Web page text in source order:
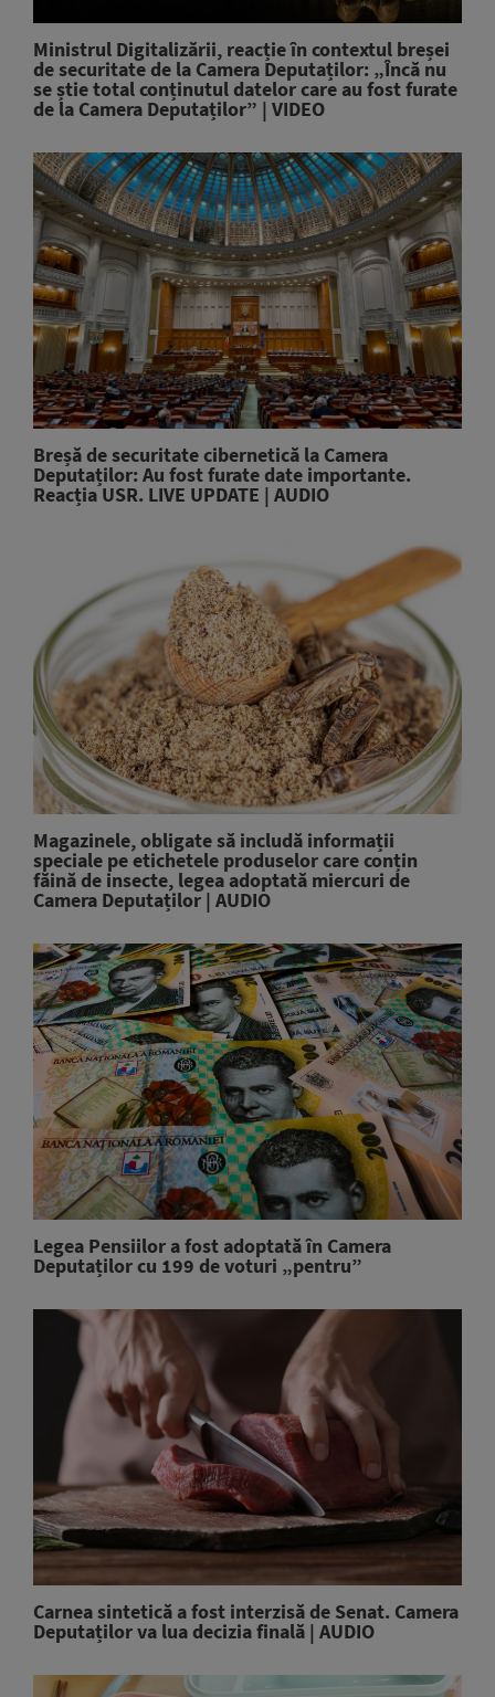
Ministrul Digitalizării, reacție în contextul breșei
de securitate de la Camera Deputaților: „Încă nu
se știe total conținutul datelor care au fost furate
de la Camera Deputaților” | VIDEO
Breșă de securitate cibernetică la Camera
Deputaților: Au fost furate date importante.
Reacția USR. LIVE UPDATE | AUDIO
Magazinele, obligate să includă informații
speciale pe etichetele produselor care conțin
făină de insecte, legea adoptată miercuri de
Camera Deputaților | AUDIO
Legea Pensiilor a fost adoptată în Camera
Deputaților cu 199 de voturi „pentru”
Carnea sintetică a fost interzisă de Senat. Camera
Deputaților va lua decizia finală | AUDIO